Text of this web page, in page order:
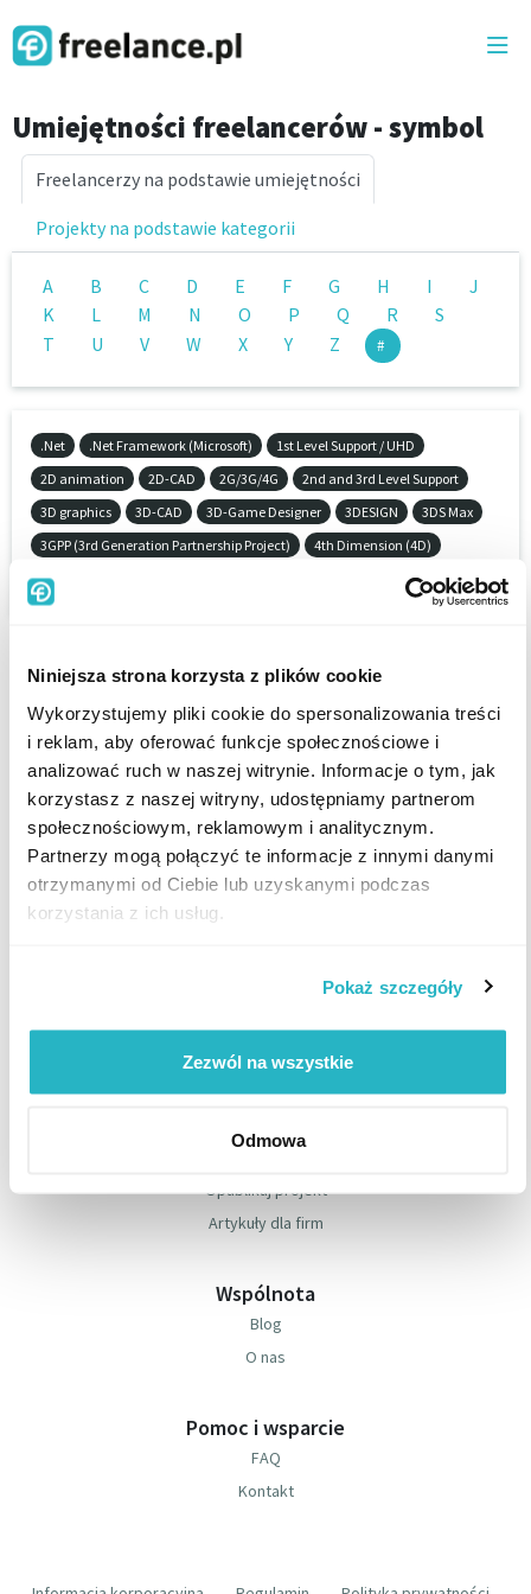
Niniejsza strona korzysta z plików cookie
Wykorzystujemy pliki cookie do spersonalizowania treści
i reklam, aby oferować funkcje społecznościowe i
analizować ruch w naszej witrynie. Informacje o tym, jak
korzystasz z naszej witryny, udostępniamy partnerom
społecznościowym, reklamowym i analitycznym.
Partnerzy mogą połączyć te informacje z innymi danymi
otrzymanymi od Ciebie lub uzyskanymi podczas
korzystania z ich usług.
Pokaż szczegóły
Zezwól na wszystkie
Odmowa
Umiejętności freelancerów - symbol
Freelancerzy na podstawie umiejętności
Projekty na podstawie kategorii
A B C D E F G H I
J
K
L M N O P Q R
S
T
U V W X Y Z #
.Net .Net Framework (Microsoft)
1st Level Support / UHD
2D animation
2D-CAD 2G/3G/4G
2nd and 3rd Level Support
3D graphics
3D-CAD 3D-Game Designer 3DESIGN
3DS Max
3GPP (3rd Generation Partnership Project)
4th Dimension (4D)
8D-Report
Freelancer
Zarejestruj się jako freelancer
Firma
Opublikuj projekt
Artykuły dla firm
Wspólnota
Blog
O nas
Pomoc i wsparcie
FAQ
Kontakt